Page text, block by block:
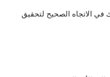
في الاتجاه الصحيح لتحقيق